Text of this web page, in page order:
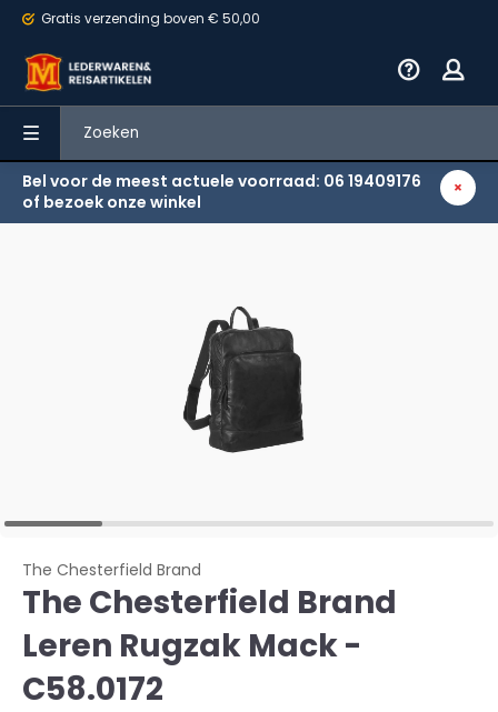
Gratis verzending boven € 50,00
Bel voor de meest actuele voorraad: 06 19409176
of bezoek onze winkel
Terug
The Chesterfield Brand
The Chesterfield Brand
Leren Rugzak Mack -
C58.0172